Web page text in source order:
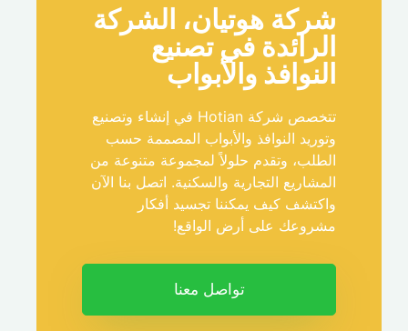
شركة هوتيان، الشركة
الرائدة في تصنيع
النوافذ والأبواب
تتخصص شركة Hotian في إنشاء وتصنيع
وتوريد النوافذ والأبواب المصممة حسب
الطلب، وتقدم حلولاً لمجموعة متنوعة من
المشاريع التجارية والسكنية. اتصل بنا الآن
واكتشف كيف يمكننا تجسيد أفكار
مشروعك على أرض الواقع!
تواصل معنا